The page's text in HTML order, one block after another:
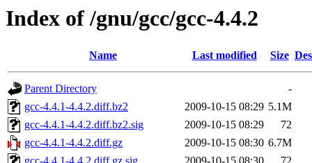
Index of /gnu/gcc/gcc-4.4.2
Name Last modified Size
Parent Directory
-
gcc-4.4.1-4.4.2.diff.bz2
2009-10-15 08:29 5.1M
gcc-4.4.1-4.4.2.diff.bz2.sig
2009-10-15 08:29
72
gcc-4.4.1-4.4.2.diff.gz
2009-10-15 08:30 6.7M